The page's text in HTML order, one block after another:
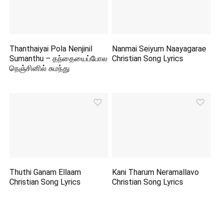
Thanthaiyai Pola Nenjinil
Sumanthu – தந்தையைப்போல
நெஞ்சினில் சுமந்து
Nanmai Seiyum Naayagarae
Christian Song Lyrics
Thuthi Ganam Ellaam
Christian Song Lyrics
Kani Tharum Neramallavo
Christian Song Lyrics